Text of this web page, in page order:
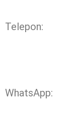
Telepon:
WhatsApp: